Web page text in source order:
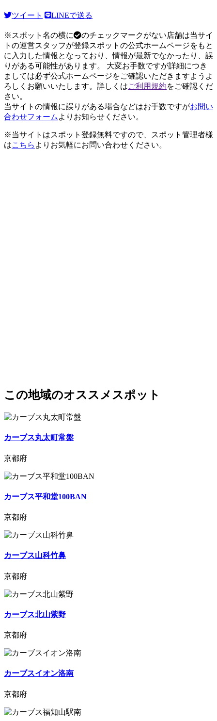
ツイート LINEで送る
※スポット名の横に
のチェックマークがない店舗は当サイ
トの運営スタッフが登録スポットの公式ホームページをもと
に入力した情報となっており、情報が最新でなかったり、誤
りがある可能性があります。 大変お手数ですが詳細につき
ましては必ず公式ホームページをご確認いただきますようよ
ろしくお願いいたします。詳しくはご利用規約をご確認くだ
さい。
当サイトの情報に誤りがある場合などはお手数ですがお問い
合わせフォーム よりお知らせください。
※当サイトはスポット登録無料ですので、スポット管理者様
はこちら よりお気軽にお問い合わせください。
この地域のオススメスポット
カーブス丸太町常盤
京都府
カーブス平和堂100BAN
京都府
カーブス山科竹鼻
京都府
カーブス北山紫野
京都府
カーブスイオン洛南
京都府